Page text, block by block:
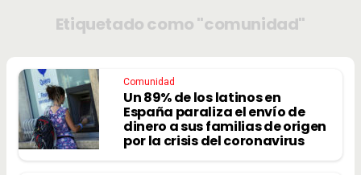
Etiquetado como "comunidad"
Comunidad
Un 89% de los latinos en
España paraliza el envío de
dinero a sus familias de origen
por la crisis del coronavirus